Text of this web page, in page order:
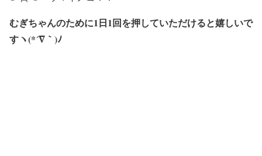
むぎちゃんのために1日1回を押していただけると嬉しいで
すヽ(*´∇｀)ﾉ